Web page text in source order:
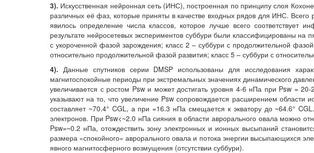
3). Искусственная нейронная сеть (ИНС), построенная по принципу слоя
различных её фаз, которые приняты в качестве входных рядов для ИНС.
явилось определение числа классов, которое лучше всего
результате нейросетевых экспериментов суббури были классифицированы
с укороченной фазой зарождения; класс 2 – суббури с продолжительной
относительно продолжительной фазой развития; класс 5 – суббури с
4). Данные спутников серии DMSP использованы для исследования
магнитоспокойные периоды при экстремальных значениях динамического
увеличивается с ростом Psw и может достигать уровня 4-6 нПа при Psw =
указывают на то, что увеличение Psw сопровождается расширением
составляет ~70.4° CGL, а при =16.3 нПа смещается к экватору до ~64.6°
электронов. При Psw<~2.0 нПа сияния в области аврорального овала можно
Psw=~0.2 нПа, отождествить зону электронных и ионных высыпаний
размера «спокойного» аврорального овала и потока энергии высыпающихся
явного магнитосферного возмущения (отсутствии суббури).